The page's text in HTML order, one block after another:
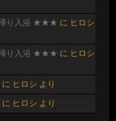
帰り入浴 ★★★ に ヒロシ
帰り入浴 ★★★ に ヒロシ
に ヒロシ より
に ヒロシ より